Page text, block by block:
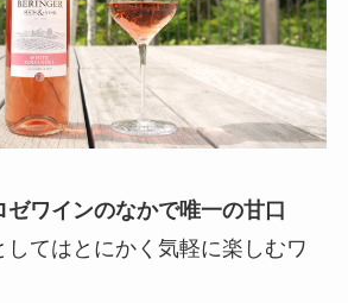
ワインのなかで唯一の甘口
してはとにかく気軽に楽しむワ